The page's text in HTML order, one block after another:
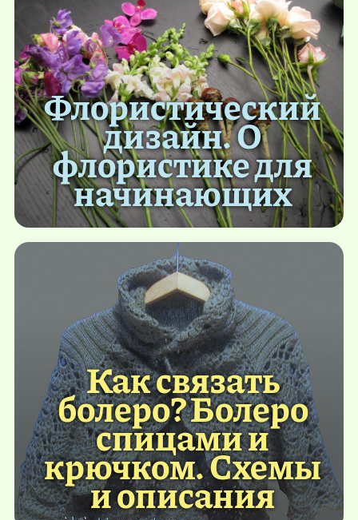
Флористический
дизайн. О
флористике для
начинающих
Как связать
болеро? Болеро
спицами и
крючком. Схемы
и описания